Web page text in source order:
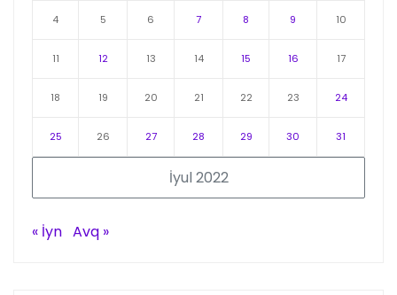
İyul 2022
4 5 6 7 8 9 10
11 12 13 14 15 16 17
18 19 20 21 22 23 24
25 26 27 28 29 30 31
« İyn Avq »